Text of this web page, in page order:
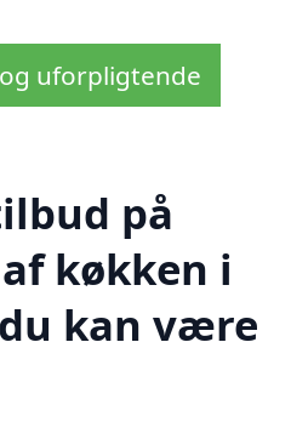
uforpligtende
på
køkken i
kan være